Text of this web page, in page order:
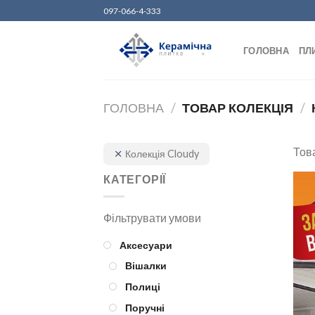
to
097-066-4-333
ГОЛОВНА
ГОЛОВНА / ТОВАР КОЛЕКЦІЯ /
Колекція Cloudy
КАТЕГОРІЇ
Аксесуари
Вішалки
Полиці
Поручні